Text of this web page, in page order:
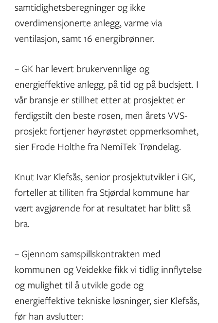
samtidighetsberegninger og ikke
overdimensjonerte anlegg, varme via
ventilasjon, samt 16 energibrønner.
– GK har levert brukervennlige og
energieffektive anlegg, på tid og på budsjett. I
vår bransje er stillhet etter at prosjektet er
ferdigstilt den beste rosen, men årets VVS-
prosjekt fortjener høyrøstet oppmerksomhet,
sier Frode Holthe fra NemiTek Trøndelag.
Knut Ivar Klefsås, senior prosjektutvikler i GK,
forteller at tilliten fra Stjørdal kommune har
vært avgjørende for at resultatet har blitt så
bra.
– Gjennom samspillskontrakten med
kommunen og Veidekke fikk vi tidlig innflytelse
og mulighet til å utvikle gode og
energieffektive tekniske løsninger, sier Klefsås,
før han avslutter: